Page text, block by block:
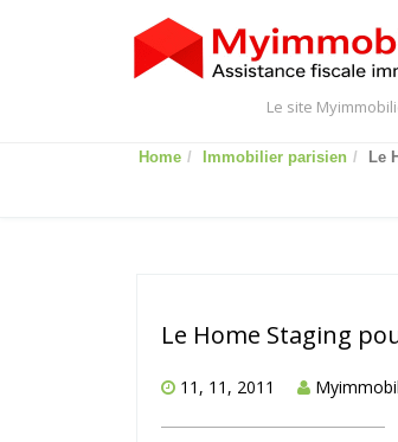
Le site
Home Immobilier parisien Le
Le Home Staging
11, 11, 2011